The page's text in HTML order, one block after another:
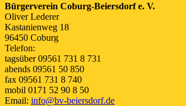
Bürgerverein Coburg-Beiersdorf e. V.
Oliver Lederer
Kastanienweg 18
96450 Coburg
Telefon:
tagsüber 09561 731 8 731
abends 09561 50 850
fax 09561 731 8 740
mobil 0171 52 90 8 50
Email: info@bv-beiersdorf.de